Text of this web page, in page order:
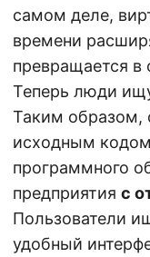
самом деле,
времени
превращается в
Теперь люди
Таким образом,
исходным
программного
предприятия с
Пользователи
удобный